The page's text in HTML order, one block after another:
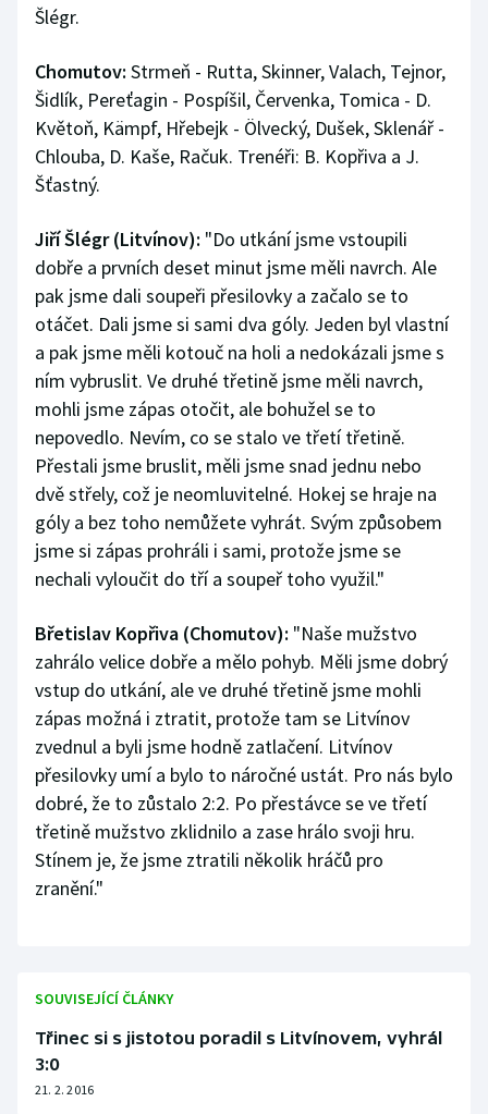
Šlégr.
Chomutov: Strmeň - Rutta, Skinner, Valach, Tejnor,
Šidlík, Pereťagin - Pospíšil, Červenka, Tomica - D.
Květoň, Kämpf, Hřebejk - Ölvecký, Dušek, Sklenář -
Chlouba, D. Kaše, Račuk. Trenéři: B. Kopřiva a J.
Šťastný.
Jiří Šlégr (Litvínov): "Do utkání jsme vstoupili
dobře a prvních deset minut jsme měli navrch. Ale
pak jsme dali soupeři přesilovky a začalo se to
otáčet. Dali jsme si sami dva góly. Jeden byl vlastní
a pak jsme měli kotouč na holi a nedokázali jsme s
ním vybruslit. Ve druhé třetině jsme měli navrch,
mohli jsme zápas otočit, ale bohužel se to
nepovedlo. Nevím, co se stalo ve třetí třetině.
Přestali jsme bruslit, měli jsme snad jednu nebo
dvě střely, což je neomluvitelné. Hokej se hraje na
góly a bez toho nemůžete vyhrát. Svým způsobem
jsme si zápas prohráli i sami, protože jsme se
nechali vyloučit do tří a soupeř toho využil."
Břetislav Kopřiva (Chomutov): "Naše mužstvo
zahrálo velice dobře a mělo pohyb. Měli jsme dobrý
vstup do utkání, ale ve druhé třetině jsme mohli
zápas možná i ztratit, protože tam se Litvínov
zvednul a byli jsme hodně zatlačení. Litvínov
přesilovky umí a bylo to náročné ustát. Pro nás bylo
dobré, že to zůstalo 2:2. Po přestávce se ve třetí
třetině mužstvo zklidnilo a zase hrálo svoji hru.
Stínem je, že jsme ztratili několik hráčů pro
zranění."
SOUVISEJÍCÍ ČLÁNKY
Třinec si s jistotou poradil s Litvínovem, vyhrál
3:0
21. 2. 2016